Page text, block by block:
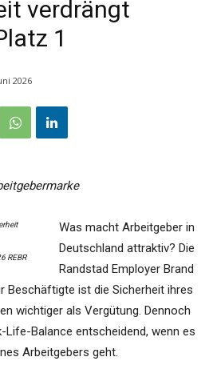
verdrängt
1
2026
REBR
Was macht Arbeitgeber in
Deutschland attraktiv? Die
Randstad Employer Brand
Beschäftigte ist die Sicherheit ihres
wichtiger als Vergütung. Dennoch
Life-Balance entscheidend, wenn es
Arbeitgebers geht.